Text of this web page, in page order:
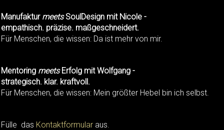
Manufaktur meetsSoulDesign mit Nicole -
empathisch. präzise. maßgeschneidert.
Für Menschen, die wissen: Da ist mehr von mir.
Mentoring meetsErfolg mit Wolfgang -
strategisch. klar. kraftvoll.
Für Menschen, die wissen: Mein größter Hebel bin ich selbst.
Fülle das Kontaktformular aus.